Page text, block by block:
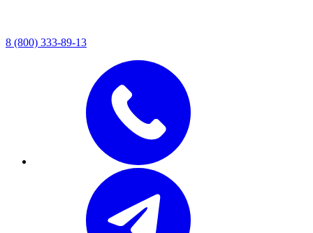
8 (800) 333-89-13